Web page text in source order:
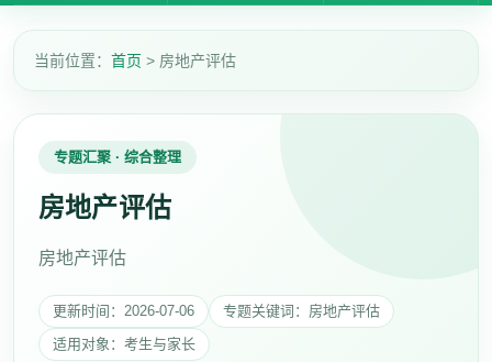
当前位置： 首页 > 房地产评估
专题汇聚 · 综合整理
房地产评估
房地产评估
更新时间：2026-07-06
专题关键词：房地产评估
适用对象：考生与家长